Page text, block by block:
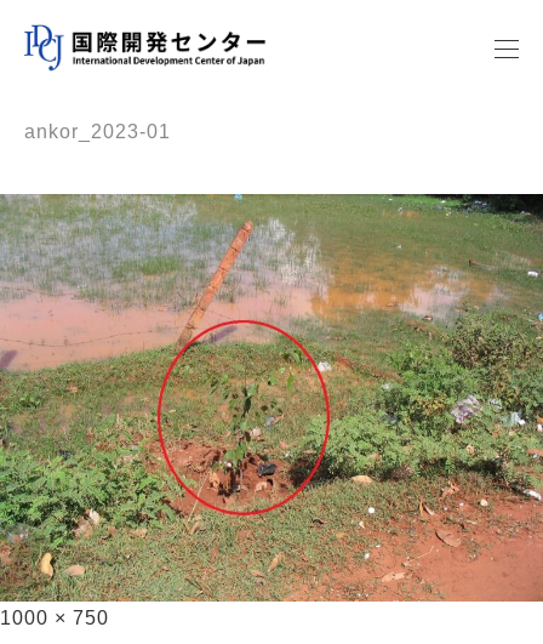
ankor_2023-01
1000 × 750